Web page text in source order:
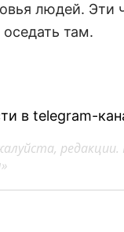
людей. Эти
оседать там.
в telegram-